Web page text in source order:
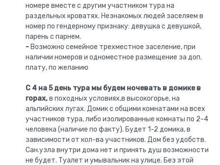
номере вместе с другим участником тура на
раздельных кроватях. Незнакомых людей заселяем в
номер по гендерному признаку: девушка с девушкой,
парень с парнем.
- Возможно семейное трехместное заселение, при
наличии номеров и одноместное размещение за доп.
плату, по желанию
С 4 на 5 день тура мы будем ночевать в домике в
горах,в походных условиях,в высокогорье, на
альпийских лугах. Домик с общими комнатами на всех
участников тура, либо изолированные комнаты по 2-4
человека (наличие по факту). Будет 1-2 домика, в
зависимости от кол-ва участников. Дом без удобств.
Сан.узла внутри дома нет и принять душ возможности
не будет. Туалет и умывальник на улице. Без этой